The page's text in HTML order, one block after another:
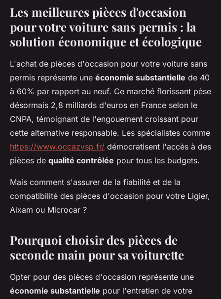
Les meilleures pièces
d'occasion pour voitures sans
permis !
Esteban •3 décembre 2025•7 min de lecture
Les meilleures pièces d'occasion
pour votre voiture sans permis : la
solution économique et écologique
L'achat de pièces d'occasion pour votre voiture sans
permis représente une économie substantielle de 40
à 60% par rapport au neuf. Ce marché florissant pèse
désormais 2,8 milliards d'euros en France selon le
CNPA, témoignant de l'engouement croissant pour
cette alternative responsable. Les spécialistes comme
https://www.occazvsp.fr/ démocratisent l'accès à des
pièces de qualité contrôlée pour tous les budgets.
Mais comment s'assurer de la fiabilité et de la
compatibilité des pièces d'occasion pour votre Ligier,
Aixam ou Microcar ?
Pourquoi choisir des pièces de
seconde main pour sa voiturette
Opter pour des pièces d'occasion représente une
économie substantielle pour l'entretien de votre